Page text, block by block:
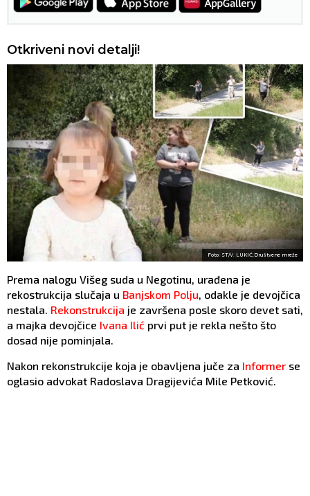
Otkriveni novi detalji!
Foto: ST/V. LUKIĆ,Društvene mreže
Prema nalogu Višeg suda u Negotinu, urađena je
rekostrukcija slučaja u Banjskom Polju, odakle je devojčica
nestala. Rekonstrukcija je završena posle skoro devet sati,
a majka devojčice Ivana Ilić prvi put je rekla nešto što
dosad nije pominjala.
Nakon rekonstrukcije koja je obavljena juče za Informer se
oglasio advokat Radoslava Dragijevića Mile Petković.